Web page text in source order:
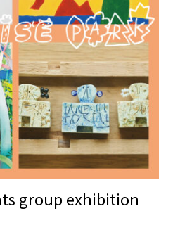
group exhibition